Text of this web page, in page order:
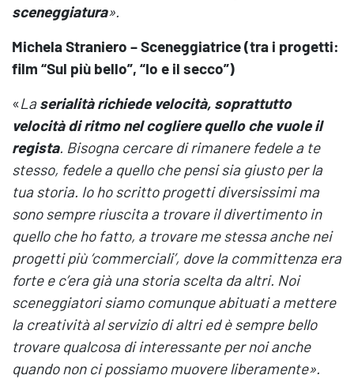
sceneggiatura».
Michela Straniero – Sceneggiatrice (tra i progetti:
film “Sul più bello”, “Io e il secco”)
«Laserialità richiede velocità, soprattutto
velocità di ritmo nel cogliere quello che vuole il
regista. Bisogna cercare di rimanere fedele a te
stesso, fedele a quello che pensi sia giusto per la
tua storia. Io ho scritto progetti diversissimi ma
sono sempre riuscita a trovare il divertimento in
quello che ho fatto, a trovare me stessa anche nei
progetti più ‘commerciali’, dove la committenza era
forte e c’era già una storia scelta da altri. Noi
sceneggiatori siamo comunque abituati a mettere
la creatività al servizio di altri ed è sempre bello
trovare qualcosa di interessante per noi anche
quando non ci possiamo muovere liberamente».